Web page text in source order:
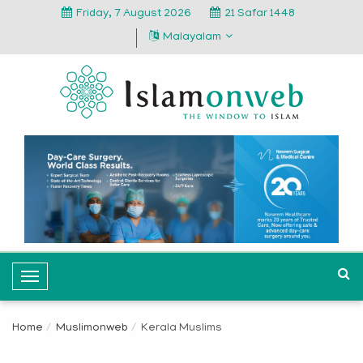
Friday, 7 August 2026
21 Safar 1448
Malayalam
T
o
Home Muslimonweb Kerala Muslims